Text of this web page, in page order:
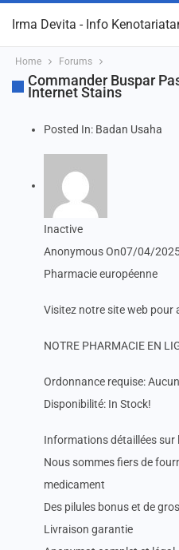
Irma Devita - Info
Home Forums
Commander Buspar
Internet Stains
Posted In: Badan Usaha
Inactive
AnonymousOn07/04/
Pharmacie européenne
Visitez notre site web pour
NOTRE PHARMACIE EN
Ordonnance requise:
Disponibilité: In Stock!
Informations détaillées sur
Nous sommes fiers de
medicament
Des pilules bonus et de
Livraison garantie